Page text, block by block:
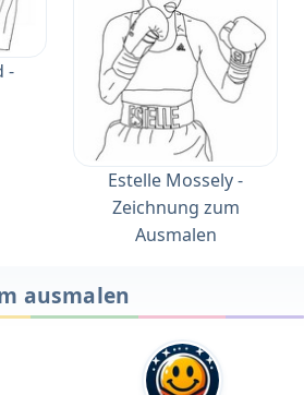
-
Estelle Mossely -
Zeichnung zum
Ausmalen
ausmalen